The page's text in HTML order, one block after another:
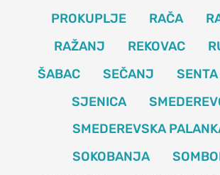
PROKUPLJE
RAČA
RAŽANJ
REKOVAC
ŠABAC
SEČANJ SENTA
SJENICA
SMEDEREVSKA
SOKOBANJA